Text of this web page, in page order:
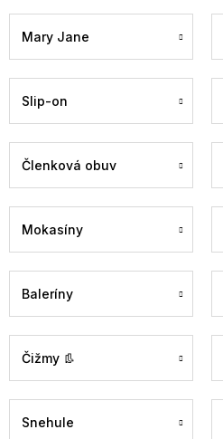
Mary Jane
Slip-on
Členková obuv
Mokasíny
Baleríny
Čižmy 👢
Snehule